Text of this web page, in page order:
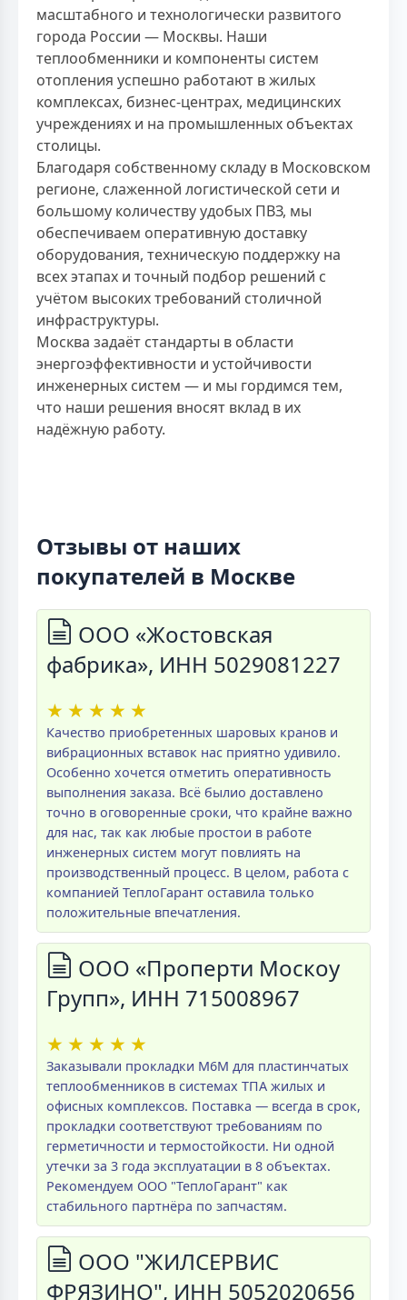
масштабного и технологически развитого
города России — Москвы. Наши
теплообменники и компоненты систем
отопления успешно работают в жилых
комплексах, бизнес-центрах, медицинских
учреждениях и на промышленных объектах
столицы.
Благодаря собственному складу в Московском
регионе, слаженной логистической сети и
большому количеству удобых ПВЗ, мы
обеспечиваем оперативную доставку
оборудования, техническую поддержку на
всех этапах и точный подбор решений с
учётом высоких требований столичной
инфраструктуры.
Москва задаёт стандарты в области
энергоэффективности и устойчивости
инженерных систем — и мы гордимся тем,
что наши решения вносят вклад в их
надёжную работу.
Отзывы от наших
покупателей в Москве
ООО «Жостовская
фабрика», ИНН 5029081227
★ ★ ★ ★ ★
Качество приобретенных шаровых кранов и
вибрационных вставок нас приятно удивило.
Особенно хочется отметить оперативность
выполнения заказа. Всё былио доставлено
точно в оговоренные сроки, что крайне важно
для нас, так как любые простои в работе
инженерных систем могут повлиять на
производственный процесс. В целом, работа с
компанией ТеплоГарант оставила только
положительные впечатления.
ООО «Проперти Москоу
Групп», ИНН 715008967
★ ★ ★ ★ ★
Заказывали прокладки M6M для пластинчатых
теплообменников в системах ТПА жилых и
офисных комплексов. Поставка — всегда в срок,
прокладки соответствуют требованиям по
герметичности и термостойкости. Ни одной
утечки за 3 года эксплуатации в 8 объектах.
Рекомендуем ООО "ТеплоГарант" как
стабильного партнёра по запчастям.
ООО "ЖИЛСЕРВИС
ФРЯЗИНО", ИНН 5052020656